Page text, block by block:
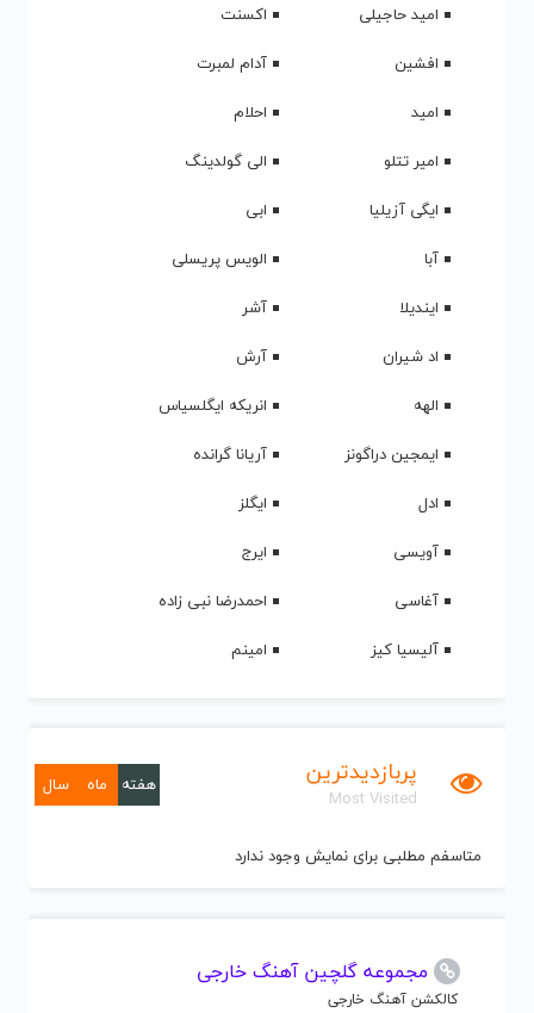
امید حاجیلی
اکسنت
افشین
آدام لمبرت
امید
احلام
امیر تتلو
الی گولدینگ
ایگی آزیلیا
ابی
آبا
الویس پریسلی
ایندیلا
آشر
اد شیران
آرش
الهه
انریکه ایگلسیاس
ایمجین دراگونز
آریانا گرانده
ادل
ایگلز
آویسی
ایرج
آغاسی
احمدرضا نبی زاده
آلیسیا کیز
امینم
پربازدیدترین
Most Visited
هفته ماه سال
متاسفم مطلبی برای نمایش وجود ندارد
مجموعه گلچین آهنگ خارجی
کالکشن آهنگ خارجی